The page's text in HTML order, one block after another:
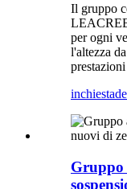
Il gruppo
per ogni
l'altezza
inchiesta
Gruppo